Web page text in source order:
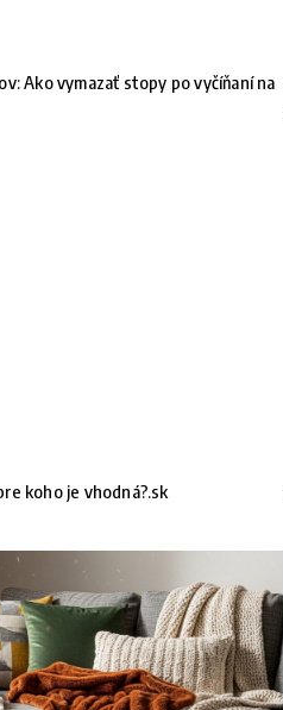
Ako vymazať stopy po vyčíňaní na
koho je vhodná?.sk